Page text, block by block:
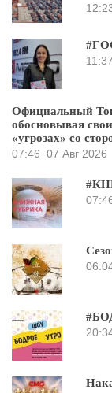
11:37
Официальный
обосновывая
«угрозах» со
07:46 07 Авг 2026